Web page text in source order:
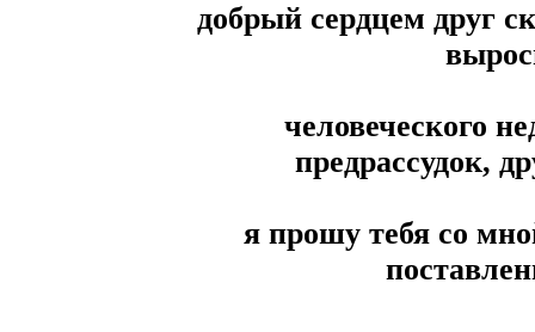
добрый сердцем друг
человеческого
предрассудок,
я прошу тебя со